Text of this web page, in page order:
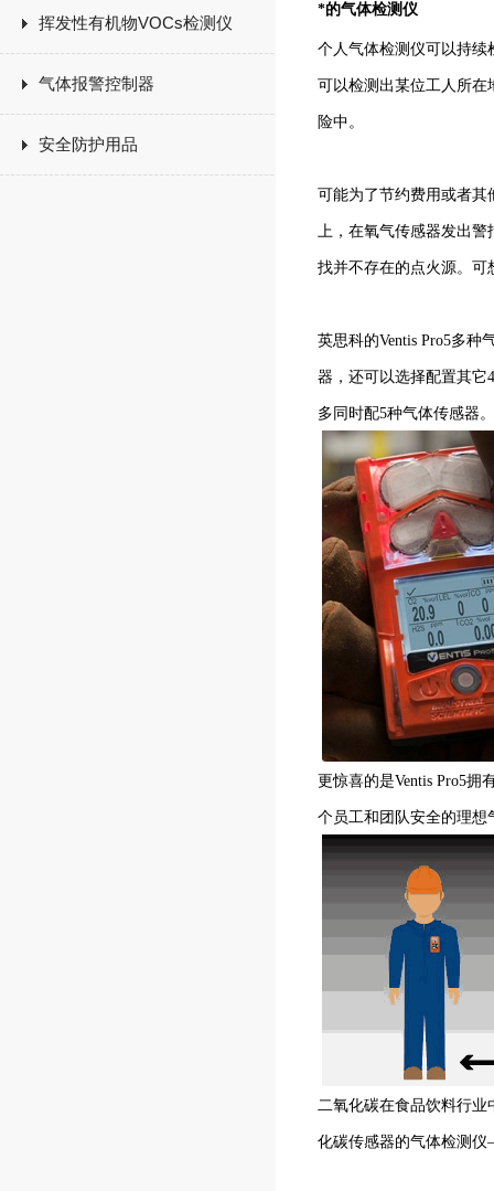
挥发性有机物VOCs检测仪
气体报警控制器
安全防护用品
*的气体检测仪
个人气体检测仪可以持
可以检测出某位工人所在
险中。
可能为了节约费用或者其
上，在氧气传感器发出警
找并不存在的点火源。可
英思科的Ventis Pro5多
器，还可以选择配置其它
多同时配5种气体传感器。
更惊喜的是Ventis Pro5
个员工和团队安全的理想
二氧化碳在食品饮料行业
化碳传感器的气体检测